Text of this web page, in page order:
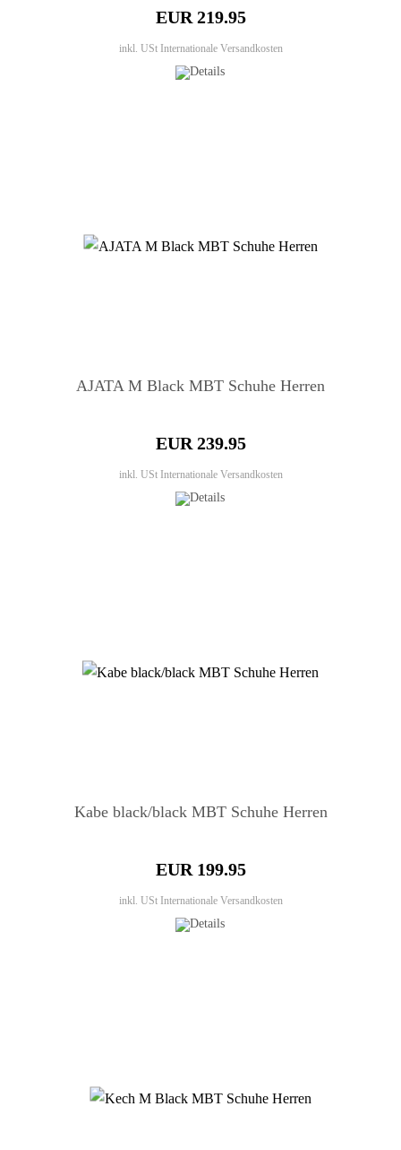
EUR 219.95
inkl. USt Internationale Versandkosten
AJATA M Black MBT Schuhe Herren
EUR 239.95
inkl. USt Internationale Versandkosten
Kabe black/black MBT Schuhe Herren
EUR 199.95
inkl. USt Internationale Versandkosten